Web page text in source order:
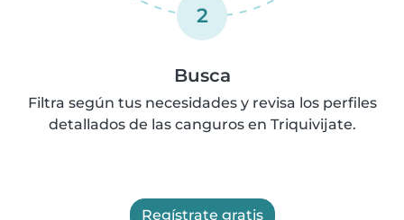
2
Busca
Filtra según tus necesidades y revisa los perfiles
detallados de las canguros en Triquivijate.
Regístrate gratis